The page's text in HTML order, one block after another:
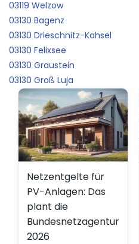
03119 Welzow
03130 Bagenz
03130 Drieschnitz-Kahsel
03130 Felixsee
03130 Graustein
03130 Groß Luja
Netzentgelte für
PV-Anlagen: Das
plant die
Bundesnetzagentur
2026